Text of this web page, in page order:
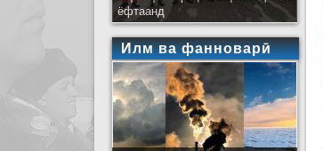
ёфтаанд
Илм ва фанноварӣ